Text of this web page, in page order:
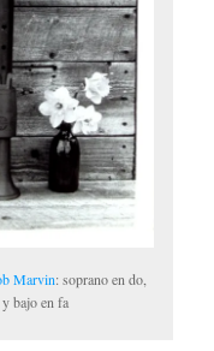
Marvin: soprano en do,
bajo en fa